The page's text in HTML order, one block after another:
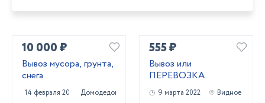
10 000 ₽
Вывоз мусора, грунта,
снега
14 февраля 2022 Домодедово
555 ₽
Вывоз или
ПЕРЕВОЗКА
9 марта 2022 Видное